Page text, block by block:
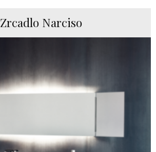
Zrcadlo Narciso